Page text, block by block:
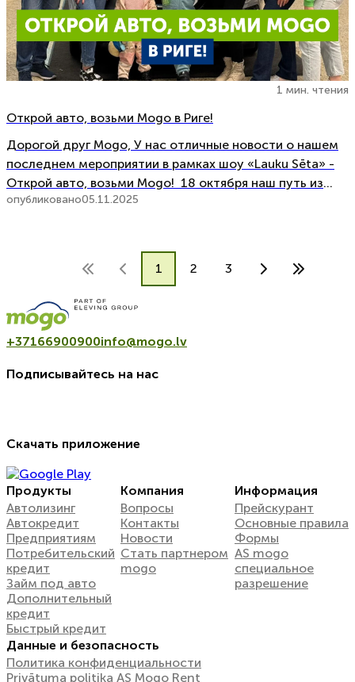
1 мин. чтения
Открой авто, возьми Mogo в Риге!
Дорогой друг Mogo, У нас отличные новости о нашем
последнем мероприятии в рамках шоу «Lauku Sēta» -
Открой авто, возьми Mogo! 18 октября наш путь из
«Lauku Sēta» привёл нас в столицу - Ригу, которая
опубликовано05.11.2025
1 2 3
+37166900900info@mogo.lv
Подписывайтесь на нас
Скачать приложение
Продукты
Автолизинг
Автокредит
Предприятиям
Потребительский
кредит
Займ под авто
Дополнительный
кредит
Быстрый кредит
Компания
Вопросы
Контакты
Новости
Стать партнером
mogo
Информация
Прейскурант
Oсновные правила
Формы
AS mogo
специальное
разрешение
Данные и безопасность
Политика конфиденциальности
Privātuma politika AS Mogo Rent